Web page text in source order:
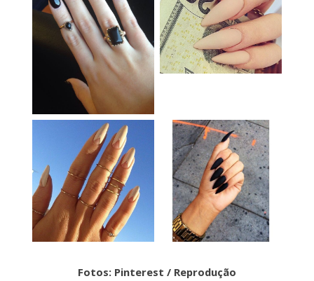
Fotos: Pinterest / Reprodução